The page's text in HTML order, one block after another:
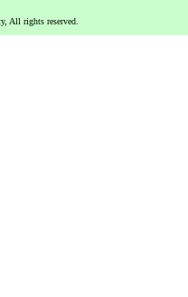
All rights reserved.